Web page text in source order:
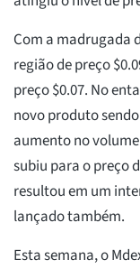
Com a madrugada
região de preço
preço $0.07. No
novo produto
aumento no
subiu para o preço
resultou em um
lançado também.
Esta semana, o